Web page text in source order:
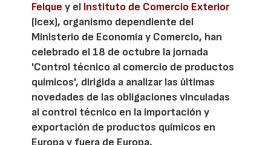
Feique y el Instituto de Comercio Exterior
(Icex), organismo dependiente del
Ministerio de Economía y Comercio, han
celebrado el 18 de octubre la jornada
'Control técnico al comercio de productos
químicos', dirigida a analizar las últimas
novedades de las obligaciones vinculadas
al control técnico en la importación y
exportación de productos químicos en